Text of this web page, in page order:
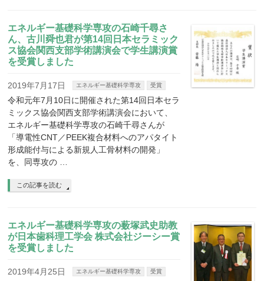
エネルギー基礎科学専攻の石崎千尋さ
ん、古川舜也君が第14回日本セラミック
ス協会関西支部学術講演会で学生講演賞
を受賞しました
2019年7月17日 エネルギー基礎科学専攻 受賞
令和元年7月10日に開催された第14回日本セラ
ミックス協会関西支部学術講演会において、
エネルギー基礎科学専攻の石崎千尋さんが
「導電性CNT／PEEK複合材料へのアパタイト
形成能付与による新規人工骨材料の開発」
を、同専攻の …
この記事を読む
エネルギー基礎科学専攻の薮塚武史助教
が日本歯科理工学会 株式会社ジーシー賞
を受賞しました
2019年4月25日 エネルギー基礎科学専攻 受賞